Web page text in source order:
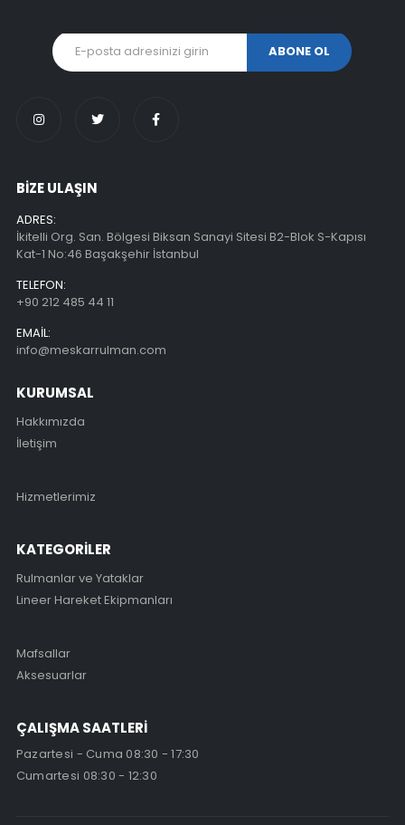
BİZE ULAŞIN
ADRES:
İkitelli Org. San. Bölgesi Biksan Sanayi Sitesi B2-Blok S-Kapısı
Kat-1 No:46 Başakşehir İstanbul
TELEFON:
+90 212 485 44 11
EMAIL:
info@meskarrulman.com
KURUMSAL
Hakkımızda
İletişim
Hizmetlerimiz
KATEGORİLER
Rulmanlar ve Yataklar
Lineer Hareket Ekipmanları
Mafsallar
Aksesuarlar
ÇALIŞMA SAATLERİ
Pazartesi - Cuma 08:30 - 17:30
Cumartesi 08:30 - 12:30